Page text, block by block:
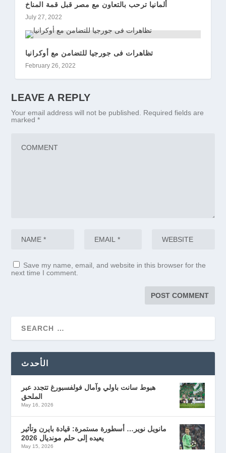
ألمانيا ترحب بالتعاون مع مصر قبل قمة المناخ
July 27, 2022
تظاهرات فى جورجيا للتضامن مع أوكرانيا
February 26, 2022
LEAVE A REPLY
Your email address will not be published.
Required fields are
marked*
Save my name, email, and website in this browser for the
next time I comment.
الأحدث
هبوط سانت باولي وآمال فولفسبورغ تتجدد عبر
الملحق
May 16, 2026
مانويل نوير… أسطورة مستمرة: قيادة بايرن وتأثير
يعيده إلى حلم مونديال 2026
May 15, 2026